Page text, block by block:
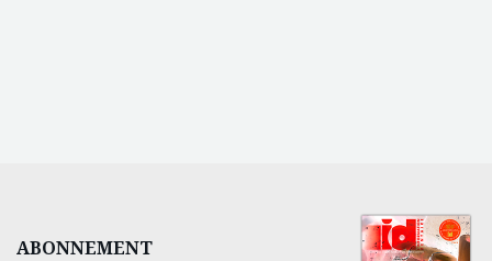
ABONNEMENT